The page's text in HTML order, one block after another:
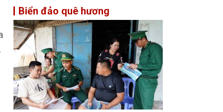
Biển đảo quê hương